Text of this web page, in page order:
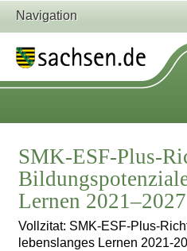
Navigation
SMK-ESF-Plus-
Lernen 2021–2027
Vollzitat: SMK-ESF-Plus-
lebenslanges Lernen 2021-